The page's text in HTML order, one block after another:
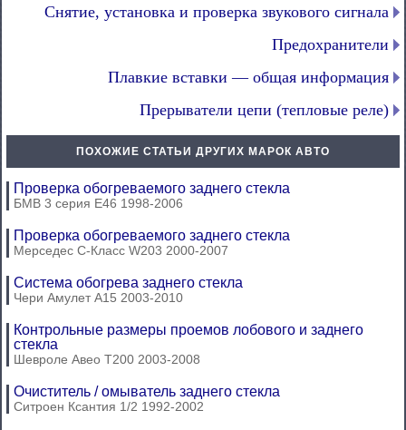
Снятие, установка и проверка звукового сигнала
Предохранители
Плавкие вставки — общая информация
Прерыватели цепи (тепловые реле)
ПОХОЖИЕ СТАТЬИ ДРУГИХ МАРОК АВТО
Проверка обогреваемого заднего стекла
БМВ 3 серия Е46 1998-2006
Проверка обогреваемого заднего стекла
Мерседес C-Класс W203 2000-2007
Система обогрева заднего стекла
Чери Амулет А15 2003-2010
Контрольные размеры проемов лобового и заднего
стекла
Шевроле Авео Т200 2003-2008
Очиститель / омыватель заднего стекла
Ситроен Ксантия 1/2 1992-2002